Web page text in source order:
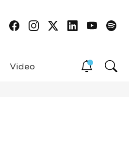
Video